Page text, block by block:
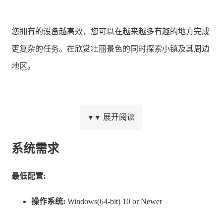
您拥有的设备越高效，您可以在越来越多有趣的地方完成
更复杂的任务。在欣赏壮丽景色的同时探索小镇及其周边
地区。
但是请记住，山区的天气会让您感到惊讶，从山谷的阳光
▼▼ 展开阅读
系统需求
最低配置:
操作系统: Windows(64-bit) 10 or Newer